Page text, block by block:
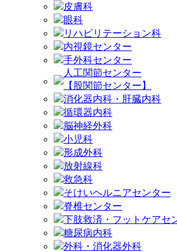
皮膚科
眼科
リハビリテーション科
内視鏡センター
手外科センター
人工関節センター
【股関節センター】
消化器内科・肝臓内科
循環器内科
脳神経外科
小児科
形成外科
放射線科
救急科
そけいヘルニアセンター
脊椎センター
下肢救済・フットケアセ
糖尿病内科
外科・消化器外科